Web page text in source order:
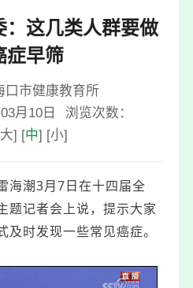
：这几类人群要做
症早筛
口市健康教育所
月10日
浏览次数：
大] [中] [小]
海潮3月7日在十四届全
题记者会上说，提示大家
时发现一些常见癌症。